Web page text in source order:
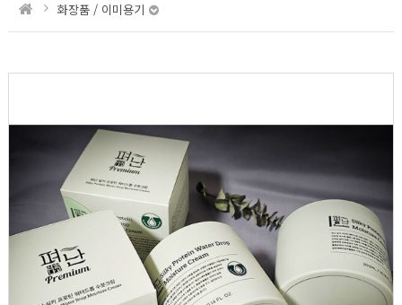
화장품 / 이미용기